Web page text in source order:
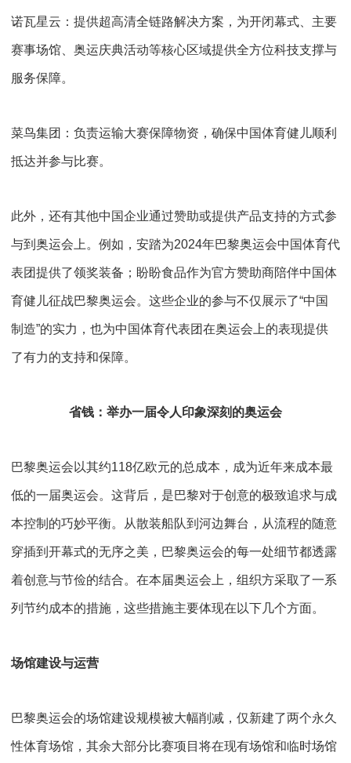
诺瓦星云：提供超高清全链路解决方案，为开闭幕式、主要
赛事场馆、奥运庆典活动等核心区域提供全方位科技支撑与
服务保障。
菜鸟集团：负责运输大赛保障物资，确保中国体育健儿顺利
抵达并参与比赛。
此外，还有其他中国企业通过赞助或提供产品支持的方式参
与到奥运会上。例如，安踏为2024年巴黎奥运会中国体育代
表团提供了领奖装备；盼盼食品作为官方赞助商陪伴中国体
育健儿征战巴黎奥运会。这些企业的参与不仅展示了“中国
制造”的实力，也为中国体育代表团在奥运会上的表现提供
了有力的支持和保障。
省钱：举办一届令人印象深刻的奥运会
巴黎奥运会以其约118亿欧元的总成本，成为近年来成本最
低的一届奥运会。这背后，是巴黎对于创意的极致追求与成
本控制的巧妙平衡。从散装船队到河边舞台，从流程的随意
穿插到开幕式的无序之美，巴黎奥运会的每一处细节都透露
着创意与节俭的结合。在本届奥运会上，组织方采取了一系
列节约成本的措施，这些措施主要体现在以下几个方面。
场馆建设与运营
巴黎奥运会的场馆建设规模被大幅削减，仅新建了两个永久
性体育场馆，其余大部分比赛项目将在现有场馆和临时场馆